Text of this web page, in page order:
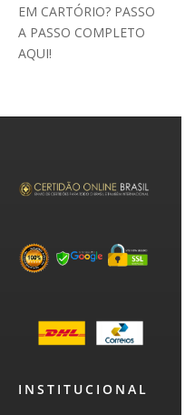
EM CARTÓRIO? PASSO
A PASSO COMPLETO
AQUI!
INSTITUCIONAL